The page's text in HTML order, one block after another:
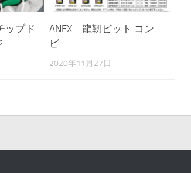
ップド
ANEX 龍靭ビット コン
ビ
2020年11月27日